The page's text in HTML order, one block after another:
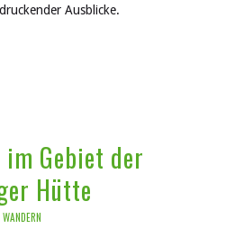
Ausblicke.
Gebiet der
Hütte
WANDERN